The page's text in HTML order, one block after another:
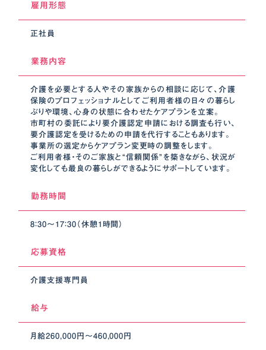
雇用形態
正社員
業務内容
介護を必要とする人やその家族からの相談に応じて、介護
保険のプロフェッショナルとしてご利用者様の日々の暮らし
ぶりや環境、心身の状態に合わせたケアプランを立案。
市町村の委託により要介護認定申請における調査も行い、
要介護認定を受けるための申請を代行することもあります。
事業所の選定からケアプラン変更時の調整をします。
ご利用者様・そのご家族と“信頼関係”を築きながら、状況が
変化しても最良の暮らしができるようにサポートしています。
勤務時間
8：30～17：30（休憩1時間）
応募資格
介護支援専門員
給与
月給260,000円〜460,000円